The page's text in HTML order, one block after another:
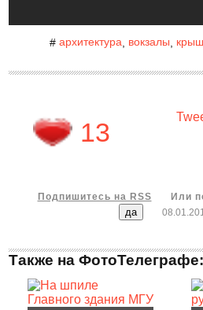
# архитектура, вокзалы
13
Подпишитесь на RSS
Или
Также на ФотоТелеграфе: